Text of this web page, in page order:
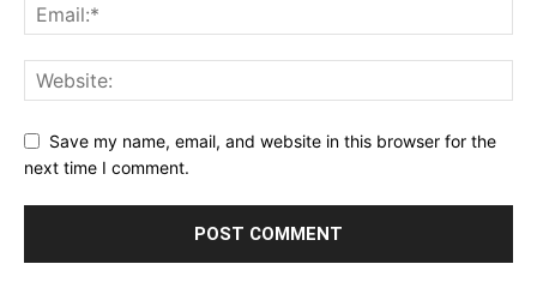
Save my name, email, and website in this browser for the
next time I comment.